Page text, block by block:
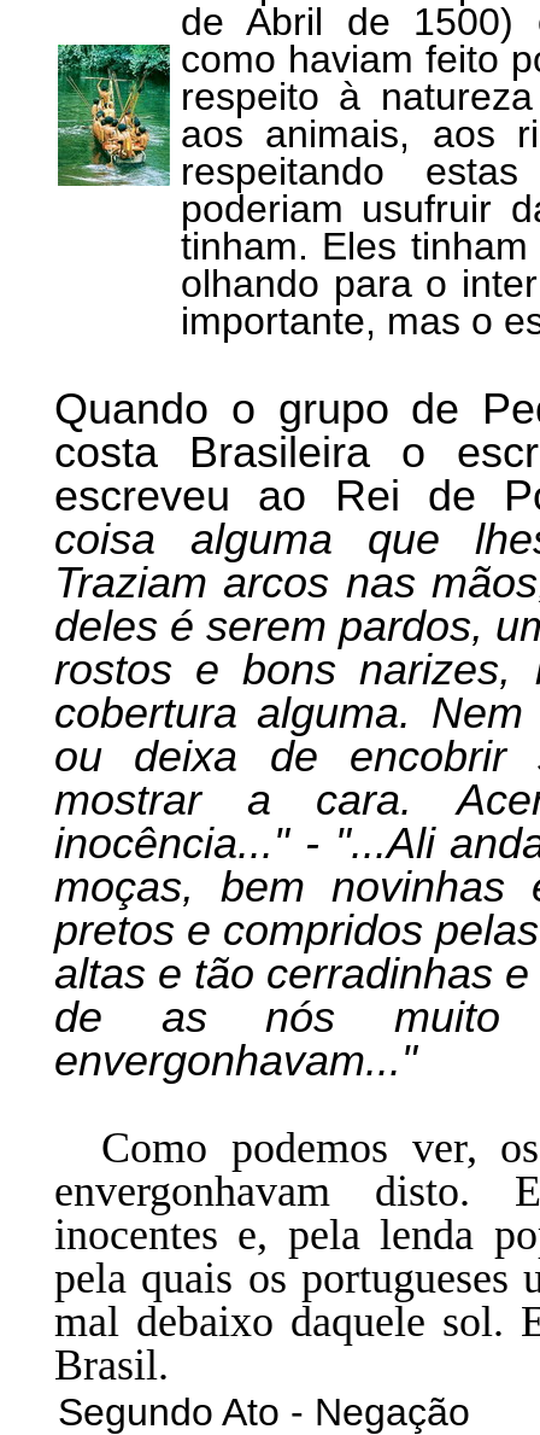
de Abril de 1500)
como haviam feito
respeito à
aos animais, aos
respeitando
poderiam usufruir
tinham. Eles
olhando para o
importante, mas o
Quando o grupo de
costa Brasileira o
escreveu ao Rei de
coisa alguma que
Traziam arcos nas
deles é serem pardos,
rostos e bons narizes,
cobertura alguma.
ou deixa de encobrir
mostrar a cara.
inocência..." - "...Ali
moças, bem
pretos e compridos
altas e tão cerradinhas
de as nós muito
envergonhavam..."
Como podemos ver,
envergonhavam disto.
inocentes e, pela lenda
pela quais os portugueses
mal debaixo daquele sol.
Brasil.
Segundo Ato - Negação